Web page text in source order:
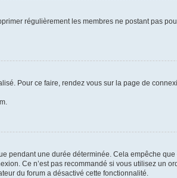
régulièrement les membres ne postant pas
Pour ce faire, rendez vous sur la page de
pendant une durée déterminée. Cela empêche
Ce n’est pas recommandé si vous utilisez un
du forum a désactivé cette fonctionnalité.